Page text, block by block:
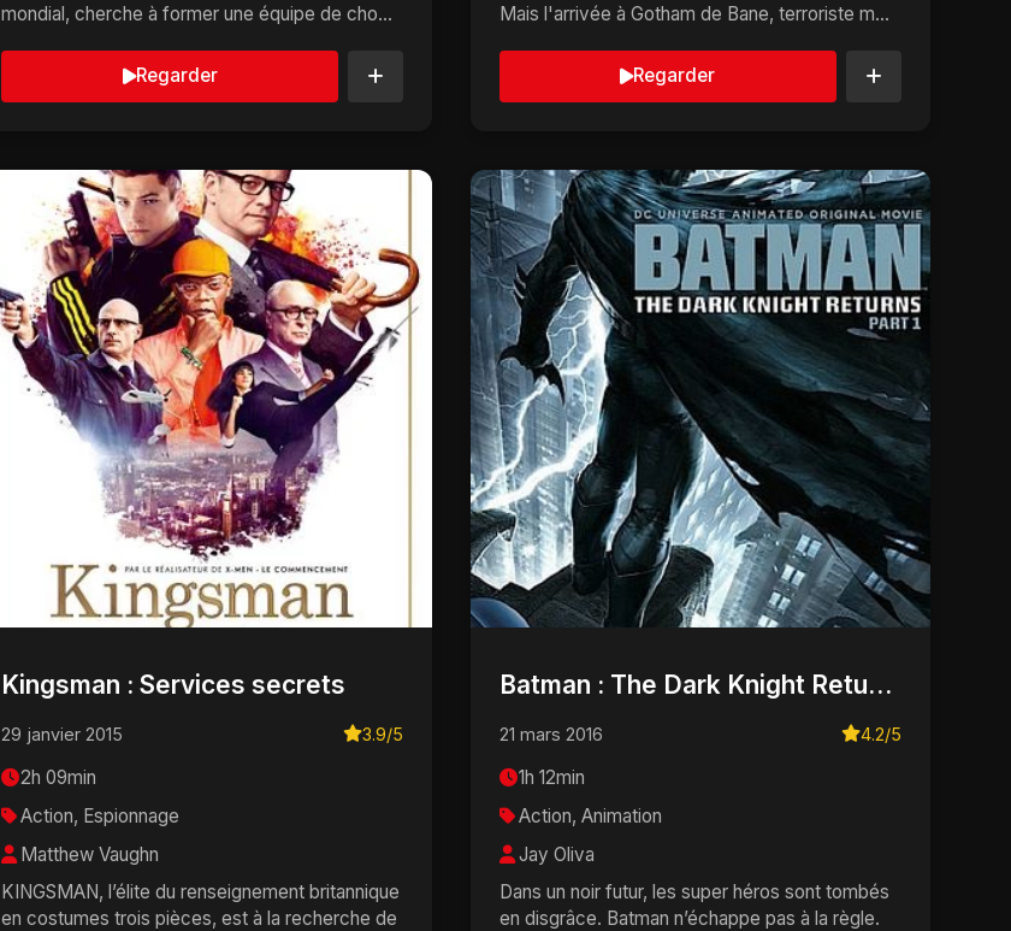
mondial, cherche à former une équipe de choc
Regarder
Mais l'arrivée à Gotham de Bane, terroriste m...
Regarder
Kingsman : Services secrets
29 janvier 2015 3.9/5
2h 09min
Action, Espionnage
Matthew Vaughn
KINGSMAN, l’élite du renseignement britannique
en costumes trois pièces, est à la recherche de
Batman : The Dark Knight Returns, Part 1
21 mars 2016 4.2/5
1h 12min
Action, Animation
Jay Oliva
Dans un noir futur, les super héros sont tombés
en disgrâce. Batman n’échappe pas à la règle.